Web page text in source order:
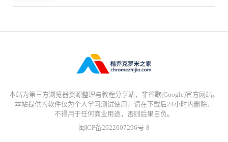
本站为第三方浏览器资源整理与教程分享站，非谷歌(Google)官方网站。
本站提供的软件仅为个人学习测试使用，请在下载后24小时内删除，
不得用于任何商业用途，否则后果自负。
闽ICP备2022007296号-8